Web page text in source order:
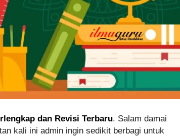
dan Revisi Terbaru. Salam damai
kali ini admin ingin sedikit berbagi untuk